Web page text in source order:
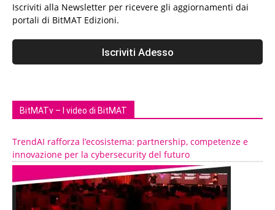
Iscriviti alla Newsletter per ricevere gli aggiornamenti dai
portali di BitMAT Edizioni.
BitMATv – I video di BitMAT
TrendAI rafforza l’ecosistema: partnership, competenze e
innovazione per la cybersecurity del futuro